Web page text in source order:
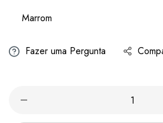
Marrom
Fazer uma Pergunta